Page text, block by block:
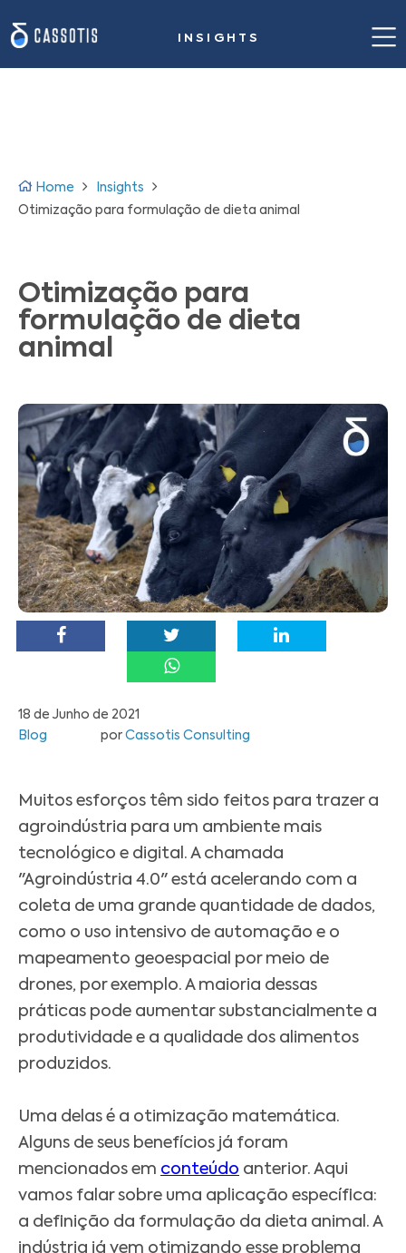
INSIGHTS
Home
Solução para siderurgia
Sobre nós
Fale conosco
Home
Insights
Otimização para formulação de dieta animal
Otimização para
formulação de dieta
animal
18 de Junho de 2021
Blog
por Cassotis Consulting
Muitos esforços têm sido feitos para trazer a
agroindústria para um ambiente mais
tecnológico e digital. A chamada
"Agroindústria 4.0" está acelerando com a
coleta de uma grande quantidade de dados,
como o uso intensivo de automação e o
mapeamento geoespacial por meio de
drones, por exemplo. A maioria dessas
práticas pode aumentar substancialmente a
produtividade e a qualidade dos alimentos
produzidos.
Uma delas é a otimização matemática.
Alguns de seus benefícios já foram
mencionados em conteúdo anterior. Aqui
vamos falar sobre uma aplicação específica:
a definição da formulação da dieta animal. A
indústria já vem otimizando esse problema